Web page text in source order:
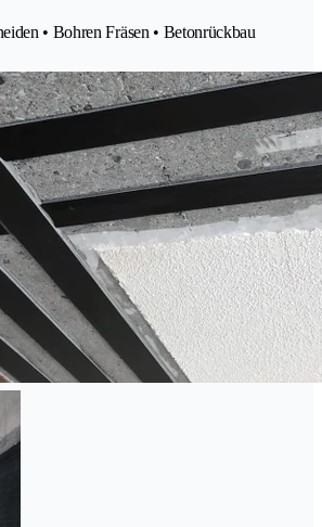
• Bohren Fräsen • Betonrückbau